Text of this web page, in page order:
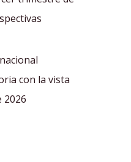
con la vista
2026